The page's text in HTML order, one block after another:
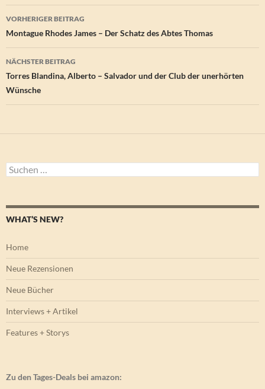
Beitragsnavigation
VORHERIGER BEITRAG
Montague Rhodes James – Der Schatz des Abtes Thomas
NÄCHSTER BEITRAG
Torres Blandina, Alberto – Salvador und der Club der unerhörten
Wünsche
Suchen
nach:
WHAT’S NEW?
Home
Neue Rezensionen
Neue Bücher
Interviews + Artikel
Features + Storys
Zu den Tages-Deals bei amazon: